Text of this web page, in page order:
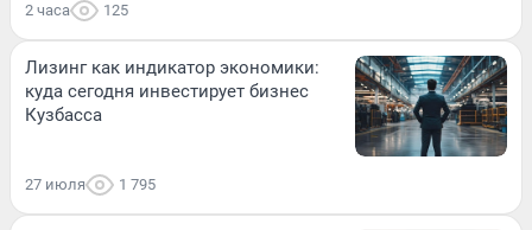
2 часа 125
Лизинг как индикатор экономики:
куда сегодня инвестирует бизнес
Кузбасса
27 июля 1 795